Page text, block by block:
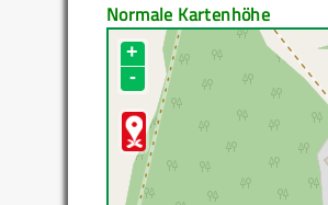
Normale Kartenhöhe
+
-